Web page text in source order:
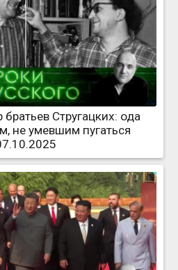
Стругацких: ода
не умевшим пугаться